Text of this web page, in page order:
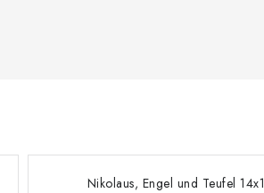
Nikolaus, Engel und Teufel